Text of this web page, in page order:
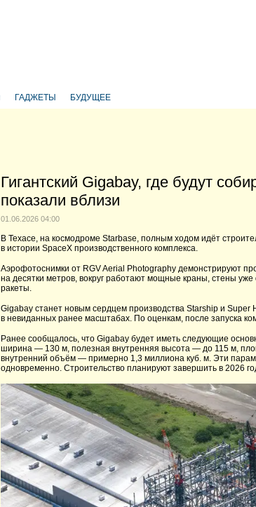
ГАДЖЕТЫ БУДУЩЕЕ
Гигантский Gigabay, где будут
показали вблизи
01.06.2026 04:00
В Техасе, на космодроме Starbase, полным ходом идёт
в истории SpaceX производственного комплекса.
Аэрофотоснимки от RGV Aerial Photography демонстрируют
на десятки метров, вокруг работают мощные краны, стены
ракеты.
Gigabay станет новым сердцем производства Starship и Super
в невиданных ранее масштабах. По оценкам, после запуска
Ранее сообщалось, что Gigabay будет иметь следующие
ширина — 130 м, полезная внутренняя высота — до 115 м,
внутренний объём — примерно 1,3 миллиона куб. м. Эти
одновременно. Строительство планируют завершить в 2026